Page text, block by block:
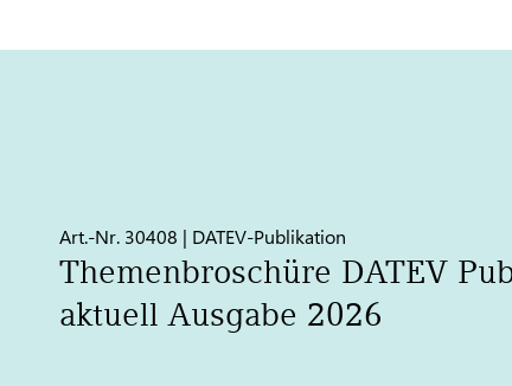
Art.-Nr. 30408 | DATEV-Publikation
Themenbroschüre DATEV
aktuell Ausgabe 2026